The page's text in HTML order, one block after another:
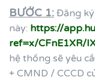
BƯỚC 1: Đăng
này: https://
ref=x/CFnE1XR/
hệ thống sẽ yêu
+ CMND / CCCD